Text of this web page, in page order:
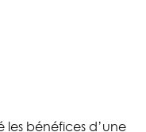
les bénéfices d’une